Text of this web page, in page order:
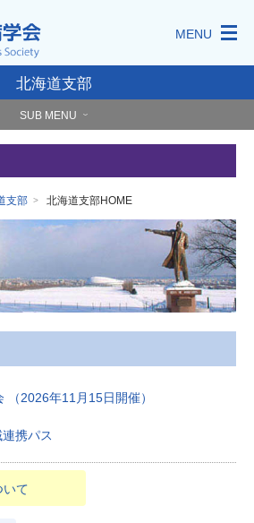
MENU
北海道支部
SUB MENU
支部 > 北海道支部HOME
（2026年11月15日開催）
携パス
いて